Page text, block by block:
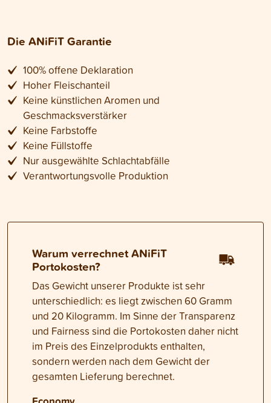
Die ANiFiT Garantie
100% offene Deklaration
Hoher Fleischanteil
Keine künstlichen Aromen und
Geschmacksverstärker
Keine Farbstoffe
Keine Füllstoffe
Nur ausgewählte Schlachtabfälle
Verantwortungsvolle Produktion
Warum verrechnet ANiFiT
Portokosten?
Das Gewicht unserer Produkte ist sehr
unterschiedlich: es liegt zwischen 60 Gramm
und 20 Kilogramm. Im Sinne der Transparenz
und Fairness sind die Portokosten daher nicht
im Preis des Einzelprodukts enthalten,
sondern werden nach dem Gewicht der
gesamten Lieferung berechnet.